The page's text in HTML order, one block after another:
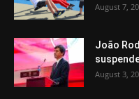
August 7,
João
August 3,